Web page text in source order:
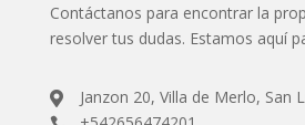
Contáctanos para encontrar la
resolver tus dudas. Estamos aquí
 Janzon 20, Villa de Merlo, San